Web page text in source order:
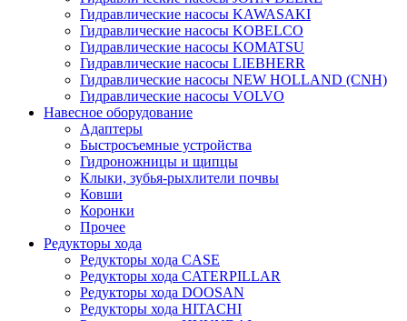
Гидравлические насосы KAWASAKI
Гидравлические насосы KOBELCO
Гидравлические насосы KOMATSU
Гидравлические насосы LIEBHERR
Гидравлические насосы NEW HOLLAND (CNH)
Гидравлические насосы VOLVO
Навесное оборудование
Адаптеры
Быстросъемные устройства
Гидроножницы и щипцы
Клыки, зубья-рыхлители почвы
Ковши
Коронки
Прочее
Редукторы хода
Редукторы хода CASE
Редукторы хода CATERPILLAR
Редукторы хода DOOSAN
Редукторы хода HITACHI